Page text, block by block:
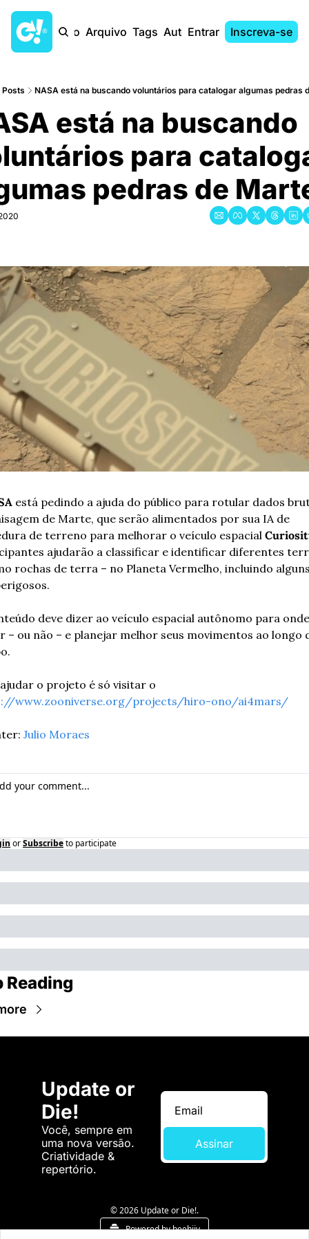
Início Arquivo Tags AutoresEntrar Inscreva-se
Posts NASA está na buscando voluntários para catalogar algumas pedras
está na buscando
para
pedras de
está pedindo a ajuda do público para rotular dados
de Marte, que serão alimentados por sua IA de
de terreno para melhorar o veículo espacial
ajudarão a classificar e identificar diferentes
rochas de terra – no Planeta Vermelho, incluindo
deve dizer ao veículo espacial autônomo para onde
– ou não – e planejar melhor seus movimentos ao longo
www.zooniverse.org/projects/hiro-ono/ai4mars/
Julio Moraes
orSubscribeto participate
Reading
Update or
Die!
Você, sempre em
uma nova versão.
Criatividade &
repertório.
Assinar
© 2026 Update or Die!.
Powered by beehiiv